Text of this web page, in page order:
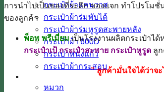
กระเป๋าผ้าแคนวาส
กระเป๋าผ้าร่มพับได้
กระเป๋าผ้าร่มหูรูดสะพายหลัง
กระเป๋าผ้า 600D
กระเป๋าหนังแก้ว
กระเป๋าผ้ากระสอบ
หมวก
การนำไปเป็นของที่ระลึก ของแจก ทำโปรโม
ของลูกค้า
พ็อพ พรีเมี่ยมเป็นโรงงานผลิตกระเป๋าไ
กระเป๋าเป้ กระเป๋าสะพาย กระเป๋าหูรูด ลู
” ลูกค้ามั่นใจได้ว่าจ